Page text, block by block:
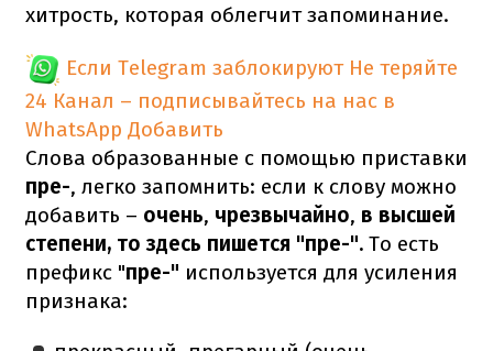
хитрость, которая облегчит запоминание.
Если Telegram заблокируют Не теряйте
24 Канал – подписывайтесь на нас в
WhatsApp Добавить
Слова образованные с помощью приставки
пре-, легко запомнить: если к слову можно
добавить – очень, чрезвычайно, в высшей
степени, то здесь пишется "пре-". То есть
префикс "пре-" используется для усиления
признака: